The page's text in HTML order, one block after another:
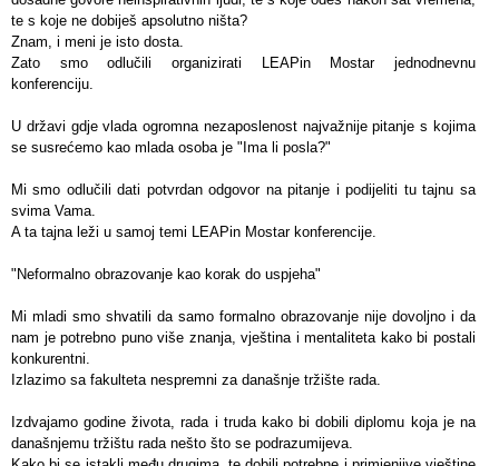
te s koje ne dobiješ apsolutno ništa?
Znam, i meni je isto dosta.
Zato smo odlučili organizirati LEAPin Mostar jednodnevnu
konferenciju.
U državi gdje vlada ogromna nezaposlenost najvažnije pitanje s kojima
se susrećemo kao mlada osoba je "Ima li posla?"
Mi smo odlučili dati potvrdan odgovor na pitanje i podijeliti tu tajnu sa
svima Vama.
A ta tajna leži u samoj temi LEAPin Mostar konferencije.
"Neformalno obrazovanje kao korak do uspjeha"
Mi mladi smo shvatili da samo formalno obrazovanje nije dovoljno i da
nam je potrebno punoviše znanja, vještina i mentaliteta kako bi postali
konkurentni.
Izlazimo sa fakulteta nespremni za današnje tržište rada.
Izdvajamo godine života, rada i truda kako bi dobili diplomu koja je na
današnjemu tržištu rada nešto što se podrazumijeva.